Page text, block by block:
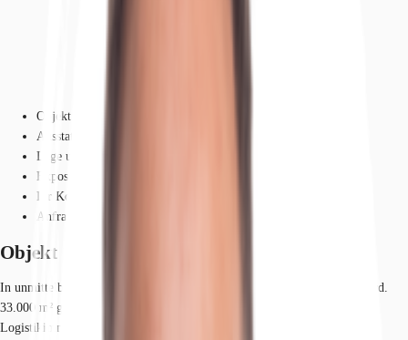
Objekt
Ausstattung
Lage und Verkehrsanbindung
Exposé herunterladen
Ihr Kontakt
Anfrage senden
Objekt
In unmittelbarer Nähe zur Landeshauptstadt Magdeburg wird auf einem rd.
33.000 m² großen Grundstück eine Logistikimmobilie entwickelt. Die
Logistikimmobilie wird knapp 14.400 m² Hallenfläche bieten (2